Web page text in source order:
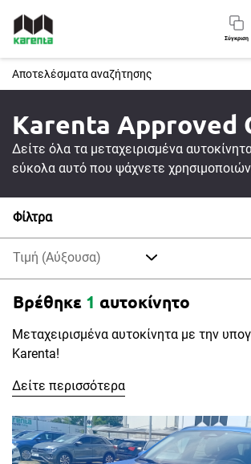
Σύγκριση
Αποτελέσματα αναζήτησης
Karenta Approved
Δείτε όλα τα μεταχειρισμένα
εύκολα αυτό που ψάχνετε
Φίλτρα
Τιμή (Αύξουσα)
Βρέθηκε 1 αυτοκίνητο
Μεταχειρισμένα αυτοκίνητα με την
Karenta!
Δείτε περισσότερα